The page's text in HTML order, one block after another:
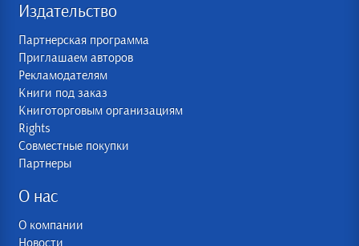
Издательство
Партнерская программа
Приглашаем авторов
Рекламодателям
Книги под заказ
Книготорговым организациям
Rights
Совместные покупки
Партнеры
О нас
О компании